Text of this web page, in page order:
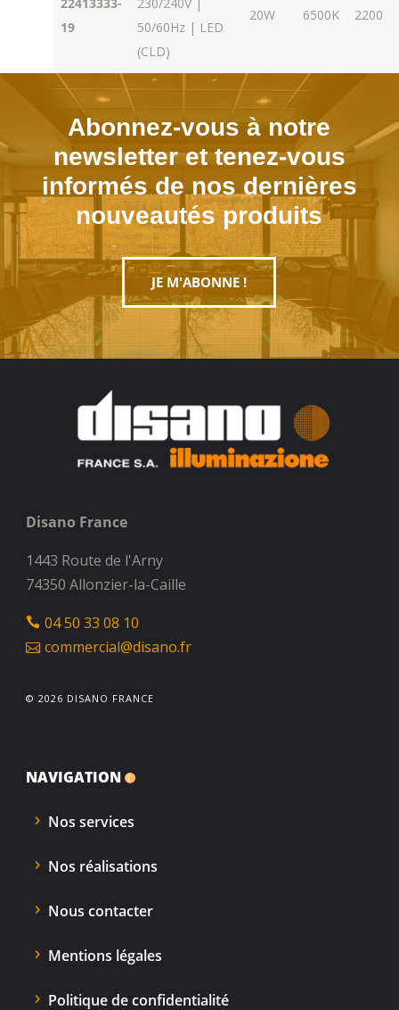
19
50/60Hz | LED
(CLD)
20W 6500K 2200
Abonnez-vous à notre
newsletter et tenez-vous
informés de nos dernières
nouveautés produits
JE M'ABONNE !
Disano France
1443 Route de l'Arny
74350 Allonzier-la-Caille
04 50 33 08 10
commercial@disano.fr
© 2026 DISANO FRANCE
NAVIGATION
Nos services
Nos réalisations
Nous contacter
Mentions légales
Politique de confidentialité